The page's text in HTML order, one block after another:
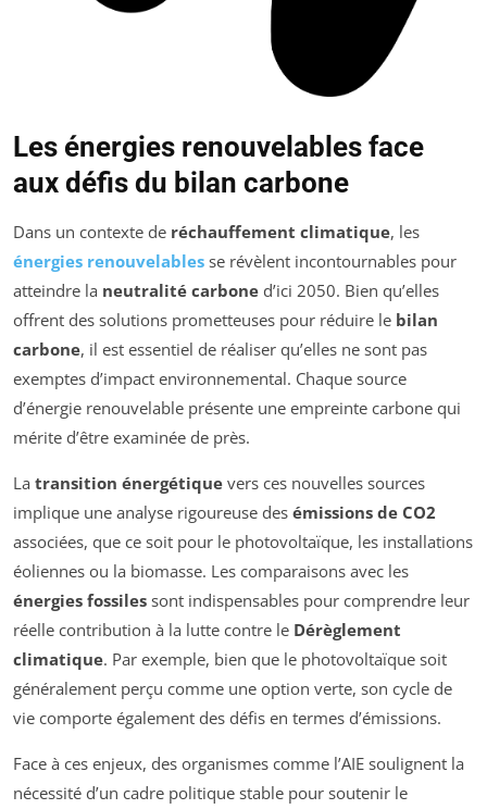
Les énergies renouvelables face
aux défis du bilan carbone
Dans un contexte de réchauffement climatique, les
énergies renouvelables se révèlent incontournables pour
atteindre la neutralité carbone d’ici 2050. Bien qu’elles
offrent des solutions prometteuses pour réduire le bilan
carbone, il est essentiel de réaliser qu’elles ne sont pas
exemptes d’impact environnemental. Chaque source
d’énergie renouvelable présente une empreinte carbone qui
mérite d’être examinée de près.
La transition énergétique vers ces nouvelles sources
implique une analyse rigoureuse des émissions de CO2
associées, que ce soit pour le photovoltaïque, les installations
éoliennes ou la biomasse. Les comparaisons avec les
énergies fossiles sont indispensables pour comprendre leur
réelle contribution à la lutte contre le Dérèglement
climatique. Par exemple, bien que le photovoltaïque soit
généralement perçu comme une option verte, son cycle de
vie comporte également des défis en termes d’émissions.
Face à ces enjeux, des organismes comme l’AIE soulignent la
nécessité d’un cadre politique stable pour soutenir le